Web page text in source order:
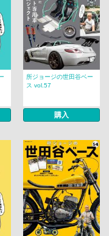
所ジョージの世田谷ベー
ス vol.57
購入